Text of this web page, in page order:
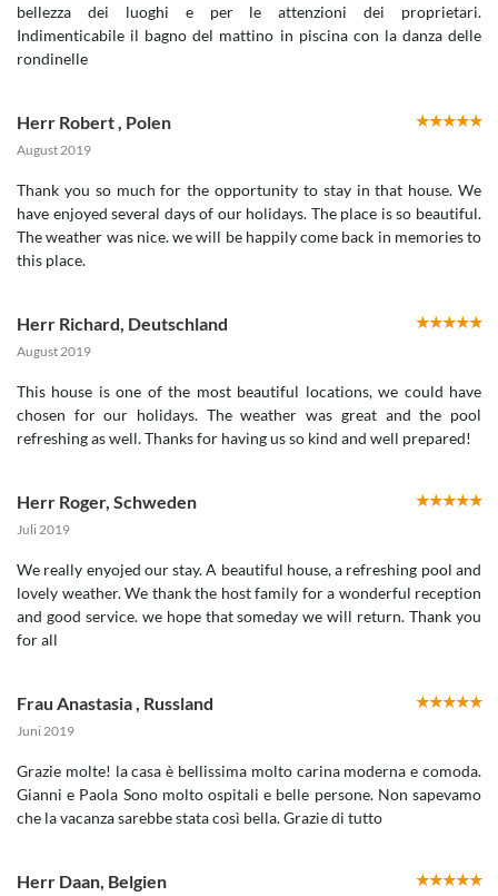
bellezza dei luoghi e per le attenzioni dei proprietari.
Indimenticabile il bagno del mattino in piscina con la danza delle
rondinelle
Herr Robert Polen
August 2019
Thank you so much for the opportunity to stay in that house. We
have enjoyed several days of our holidays. The place is so beautiful.
The weather was nice. we will be happily come back in memories to
this place.
Herr Richard Deutschland
August 2019
This house is one of the most beautiful locations, we could have
chosen for our holidays. The weather was great and the pool
refreshing as well. Thanks for having us so kind and well prepared!
Herr Roger, Schweden
Juli 2019
We really enyojed our stay. A beautiful house, a refreshing pool and
lovely weather. We thank the host family for a wonderful reception
and good service. we hope that someday we will return. Thank you
for all
Frau Anastasia Russland
Juni 2019
Grazie molte! la casa è bellissima molto carina moderna e comoda.
Gianni e Paola Sono molto ospitali e belle persone. Non sapevamo
che la vacanza sarebbe stata così bella. Grazie di tutto
Herr Daan Belgien